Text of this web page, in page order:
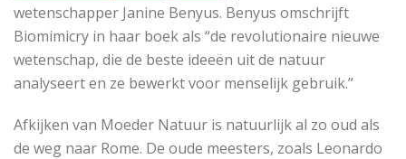
wetenschapper Janine Benyus. Benyus omschrijft
Biomimicry in haar boek als “de revolutionaire nieuwe
wetenschap, die de beste ideeën uit de natuur
analyseert en ze bewerkt voor menselijk gebruik.”
Afkijken van Moeder Natuur is natuurlijk al zo oud als
de weg naar Rome. De oude meesters, zoals Leonardo